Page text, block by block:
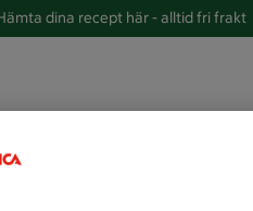
dina recept här -alltid fri frakt